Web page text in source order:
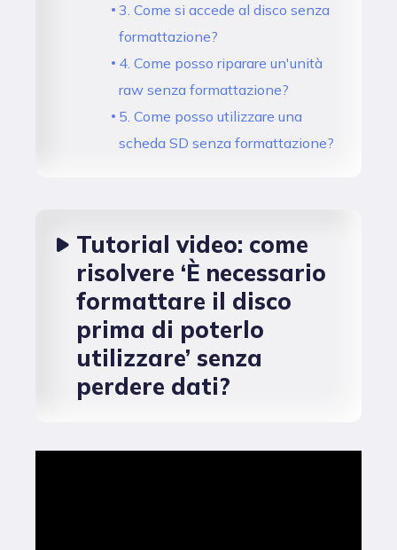
3. Come si accede al disco senza
formattazione?
4. Come posso riparare un'unità
raw senza formattazione?
5. Come posso utilizzare una
scheda SD senza formattazione?
Tutorial video: come
risolvere ‘È necessario
formattare il disco
prima di poterlo
utilizzare’ senza
perdere dati?